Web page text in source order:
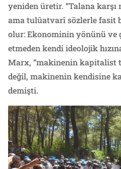
yeniden üretir. “Talana karşı
ama tulûatvarî sözlerle fasit
olur: Ekonominin yönünü ve
etmeden kendi ideolojik
Marx, “makinenin kapitalist
değil, makinenin kendisine
demişti.